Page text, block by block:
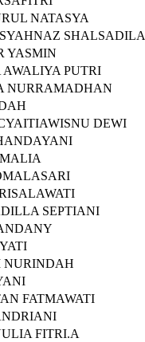
NATASYA
SHALSADILA
YASMIN
PUTRI
NURRAMADHAN
DEWI
SEPTIANI
NURINDAH
FATMAWATI
FITRI.A